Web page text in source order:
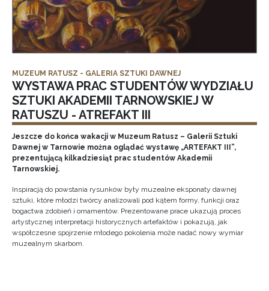
MUZEUM RATUSZ - GALERIA SZTUKI DAWNEJ
WYSTAWA PRAC STUDENTÓW WYDZIAŁU
SZTUKI AKADEMII TARNOWSKIEJ W
RATUSZU - ATREFAKT III
Jeszcze do końca wakacji w Muzeum Ratusz – Galerii Sztuki
Dawnej w Tarnowie można oglądać wystawę „ARTEFAKT III”,
prezentującą kilkadziesiąt prac studentów Akademii
Tarnowskiej.
Inspiracją do powstania rysunków były muzealne eksponaty dawnej
sztuki, które młodzi twórcy analizowali pod kątem formy, funkcji oraz
bogactwa zdobień i ornamentów. Prezentowane prace ukazują proces
artystycznej interpretacji historycznych artefaktów i pokazują, jak
współczesne spojrzenie młodego pokolenia może nadać nowy wymiar
muzealnym skarbom.